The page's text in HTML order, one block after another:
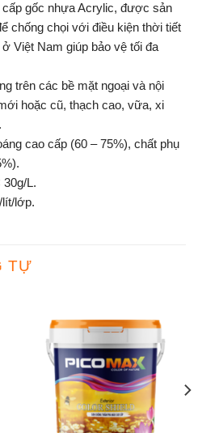
gốc nhựa Acrylic, được sản
chống chọi với điều kiện thời tiết
Việt Nam giúp bảo vệ tối đa
trên các bề mặt ngoại và nội
hoặc cũ, thạch cao, vữa, xi
cao cấp (60 – 75%), chất phụ
L.
lớp.
TỰ